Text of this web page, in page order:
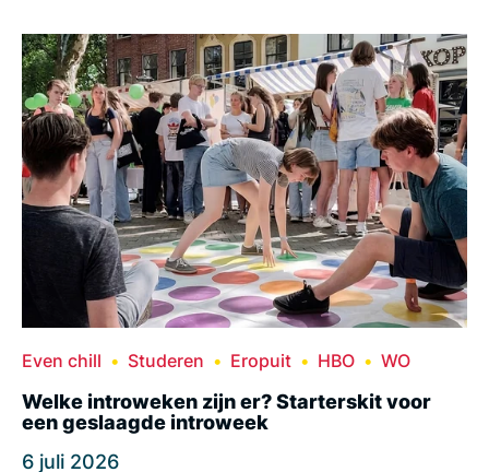
Even chill Studeren Eropuit HBO WO
Welke introweken zijn er? Starterskit voor
een geslaagde introweek
6 juli 2026